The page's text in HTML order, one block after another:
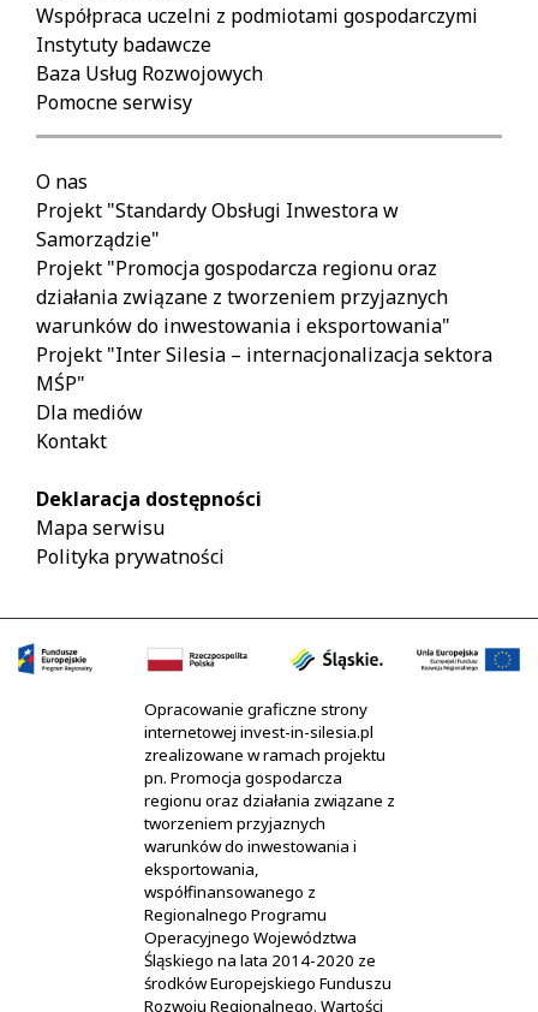
Współpraca uczelni z podmiotami gospodarczymi
Instytuty badawcze
Baza Usług Rozwojowych
Pomocne serwisy
O nas
Projekt "Standardy Obsługi Inwestora w
Samorządzie"
Projekt "Promocja gospodarcza regionu oraz
działania związane z tworzeniem przyjaznych
warunków do inwestowania i eksportowania"
Projekt "Inter Silesia – internacjonalizacja sektora
MŚP"
Dla mediów
Kontakt
Deklaracja dostępności
Mapa serwisu
Polityka prywatności
Opracowanie graficzne strony
internetowej invest-in-silesia.pl
zrealizowane w ramach projektu
pn. Promocja gospodarcza
regionu oraz działania związane z
tworzeniem przyjaznych
warunków do inwestowania i
eksportowania,
współfinansowanego z
Regionalnego Programu
Operacyjnego Województwa
Śląskiego na lata 2014-2020 ze
środków Europejskiego Funduszu
Rozwoju Regionalnego. Wartości